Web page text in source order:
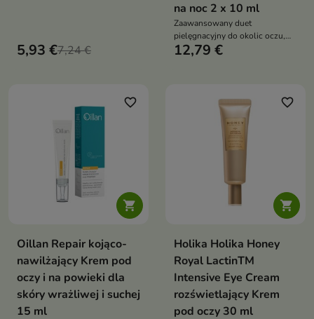
pullulanem,
wspiera wygładzenie drobnych
zmarszczek, redukcję
widoczności „kurzych łapek”
5,93 €7,24 €
na noc 2 x 10 ml
Zaawansowany duet
pielęgnacyjny do okolic oczu,
przeznaczony dla skóry
12,79 €

favorite_border
Oillan Repair kojąco-
nawilżający Krem pod
oczy i na powieki dla
skóry wrażliwej i suchej
15 ml

favorite_border
Holika Holika Honey
Royal LactinTM
Intensive Eye Cream
rozświetlający Krem
pod oczy 30 ml